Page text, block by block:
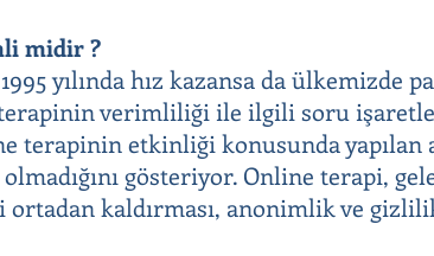
midir ?
yılında hız kazansa da ülkemizde
terapinin verimliliği ile ilgili soru
terapinin etkinliği konusunda yapılan
gösteriyor. Online terapi,
kaldırması, anonimlik ve